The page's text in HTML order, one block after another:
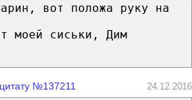
вот положа руку на
моей сиськи, Дим
№137211 24.12.2016